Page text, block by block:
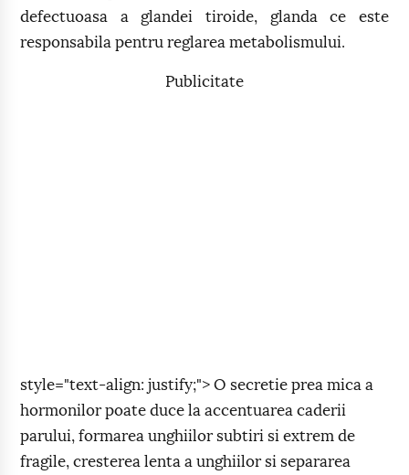
defectuoasa a glandei tiroide, glanda ce este
responsabila pentru reglarea metabolismului.
Publicitate
style="text-align: justify;"> O secretie prea mica a
hormonilor poate duce la accentuarea caderii
parului, formarea unghiilor subtiri si extrem de
fragile, cresterea lenta a unghiilor si separarea